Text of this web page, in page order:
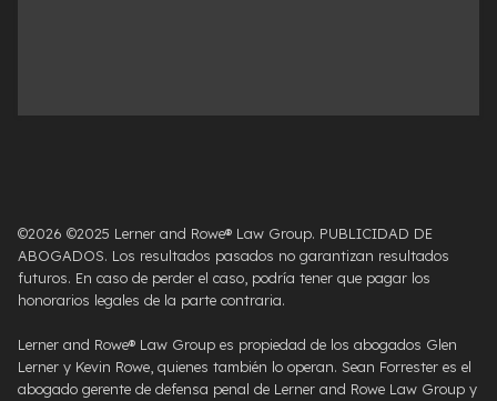
©2026 ©2025 Lerner and Rowe® Law Group. PUBLICIDAD DE
ABOGADOS. Los resultados pasados ​​no garantizan resultados
futuros. En caso de perder el caso, podría tener que pagar los
honorarios legales de la parte contraria.
Lerner and Rowe® Law Group es propiedad de los abogados Glen
Lerner y Kevin Rowe, quienes también lo operan. Sean Forrester es el
abogado gerente de defensa penal de Lerner and Rowe Law Group y